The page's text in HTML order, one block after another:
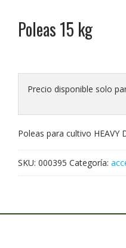
Poleas 15 kg
Precio disponible solo
Poleas para cultivo HEAVY
SKU: 000395 Categoría: